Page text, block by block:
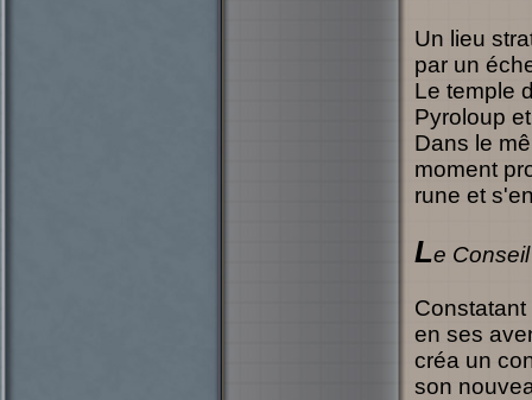
Un lieu
par un
Le temple
Pyroloup
Dans le
moment
rune et
Le Conseil
en ses
créa un
son